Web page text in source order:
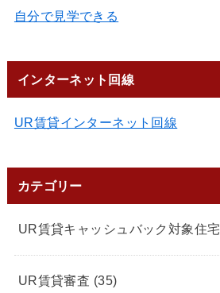
自分で見学できる
インターネット回線
UR賃貸インターネット回線
カテゴリー
UR賃貸キャッシュバック対象住宅
UR賃貸審査 (35)